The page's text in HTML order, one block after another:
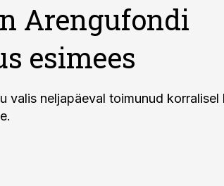
Arengufondi
esimees
valis neljapäeval toimunud korralisel